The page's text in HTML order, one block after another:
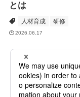
とは
人材育成 研修
2026.06.17